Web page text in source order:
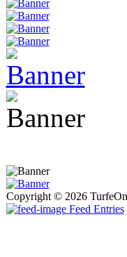
Copyright © 2026
Feed Entries